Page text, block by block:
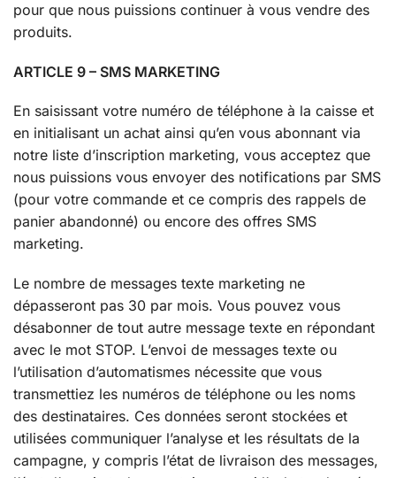
pour que nous puissions continuer à vous vendre des
produits.
ARTICLE 9 – SMS MARKETING
En saisissant votre numéro de téléphone à la caisse et
en initialisant un achat ainsi qu’en vous abonnant via
notre liste d’inscription marketing, vous acceptez que
nous puissions vous envoyer des notifications par SMS
(pour votre commande et ce compris des rappels de
panier abandonné) ou encore des offres SMS
marketing.
Le nombre de messages texte marketing ne
dépasseront pas 30 par mois. Vous pouvez vous
désabonner de tout autre message texte en répondant
avec le mot STOP. L’envoi de messages texte ou
l’utilisation d’automatismes nécessite que vous
transmettiez les numéros de téléphone ou les noms
des destinataires. Ces données seront stockées et
utilisées communiquer l’analyse et les résultats de la
campagne, y compris l’état de livraison des messages,